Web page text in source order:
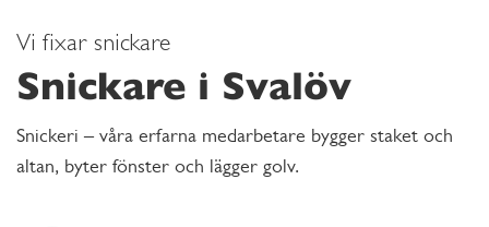
Vi fixar snickare
Snickare i Svalöv
Snickeri – våra erfarna medarbetare bygger staket och
altan, byter fönster och lägger golv.